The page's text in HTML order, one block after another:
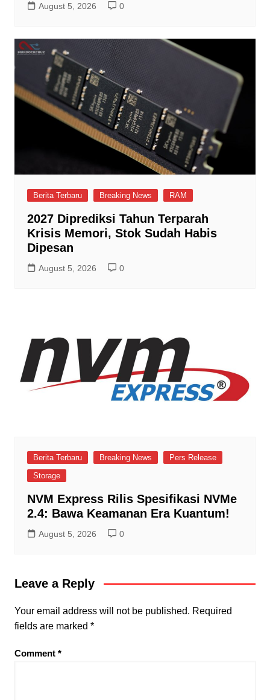
August 5, 2026 0
Berita Terbaru Breaking News RAM
2027 Diprediksi Tahun Terparah
Krisis Memori, Stok Sudah Habis
Dipesan
August 5, 2026 0
Berita Terbaru Breaking News
Pers Release
Storage
NVM Express Rilis Spesifikasi NVMe
2.4: Bawa Keamanan Era Kuantum!
August 5, 2026 0
Leave a Reply
Your email address will not be published. Required
fields are marked *
Comment *